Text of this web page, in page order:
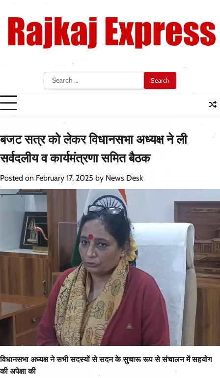
content
Search
for:
बजट सत्र को लेकर विधानसभा अध्यक्ष ने ली
सर्वदलीय व कार्यमंत्रणा समित बैठक
Posted on February 17, 2025 by News Desk
विधानसभा अध्यक्ष ने सभी सदस्यों से सदन के सुचारू रूप से संचालन में सहयोग
की अपेक्षा की